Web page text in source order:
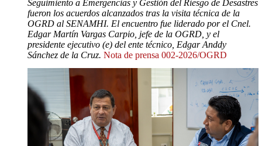
Seguimiento a Emergencias y Gestión del Riesgo de Desastres
fueron los acuerdos alcanzados tras la visita técnica de la
OGRD al SENAMHI. El encuentro fue liderado por el Cnel.
Edgar Martín Vargas Carpio, jefe de la OGRD, y el
presidente ejecutivo (e) del ente técnico, Edgar Anddy
Sánchez de la Cruz. Nota de prensa 002-2026/OGRD